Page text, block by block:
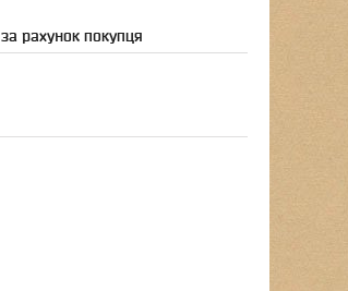
за рахунок покупця